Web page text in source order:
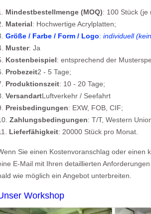
Mindestbestellmenge (MOQ): 100 Stück (je
Material: Hochwertige Acrylplatten;
Größe / Farbe / Form / Logo: individuell
Muster: Ja
Kostenbeispiel: entsprechend der
Probezeit2 - 5 Tage;
Produktionszeit: 10 - 20 Tage;
VersandartLuftverkehr / Seefahrt
Preisbedingungen: EXW, FOB, CIF;
Zahlungsbedingungen: T/T, Western
Lieferfähigkeit: 20000 Stück pro Monat.
Sie einen Kostenvoranschlag oder einen
E-Mail mit Ihren detaillierten
wie möglich ein Angebot unterbreiten.
Workshop